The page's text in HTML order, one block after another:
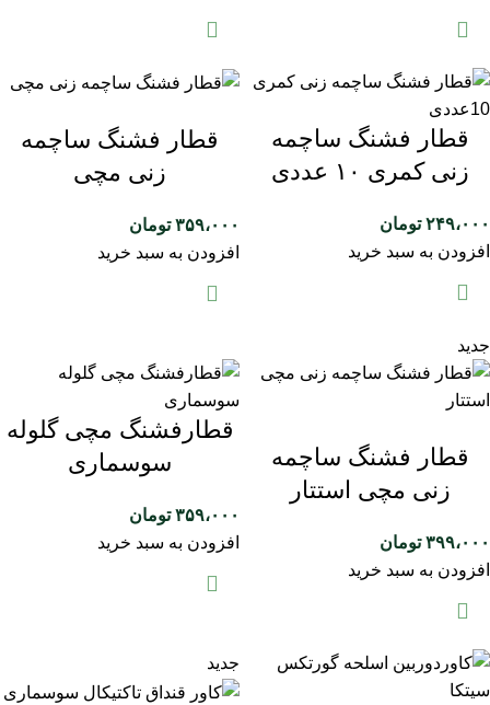
قطار فشنگ ساچمه
زنی کمری ۱۰ عددی
۲۴۹،۰۰۰ تومان
افزودن به سبد خرید
قطار فشنگ ساچمه
زنی مچی
۳۵۹،۰۰۰ تومان
افزودن به سبد خرید
جدید
قطار فشنگ ساچمه
زنی مچی استتار
۳۹۹،۰۰۰ تومان
افزودن به سبد خرید
قطارفشنگ مچی گلوله
سوسماری
۳۵۹،۰۰۰ تومان
افزودن به سبد خرید
جدید